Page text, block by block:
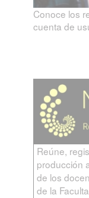
Conoce los
cuenta de
Reúne,
producción
de los
de la